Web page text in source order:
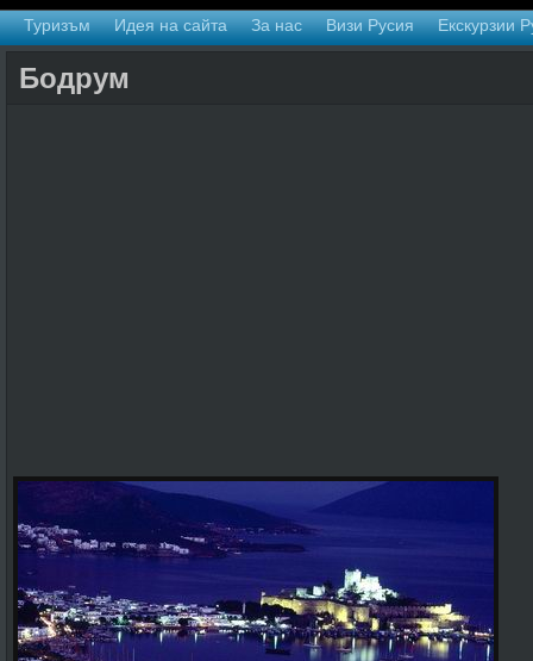
Туризъм Идея на сайта За нас Визи Русия Екскурзии
Бодрум